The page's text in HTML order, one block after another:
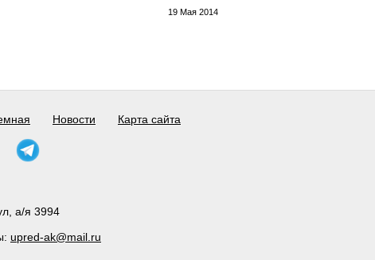
19 Мая 2014
Новости Карта сайта
а/я 3994
upred-ak@mail.ru